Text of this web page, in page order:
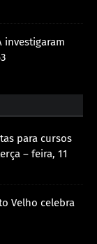
investigaram
para cursos
– feira, 11
Velho celebra